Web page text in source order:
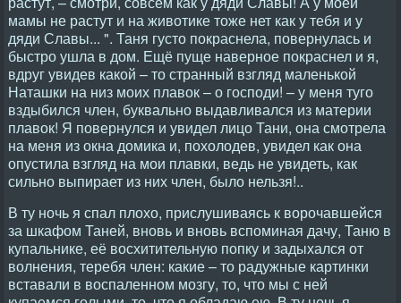
мамы не растут и на животике тоже нет как у тебя и у
дяди Славы... ". Таня густо покраснела, повернулась и
быстро ушла в дом. Ещё пуще наверное покраснел и я,
вдруг увидев какой – то странный взгляд маленькой
Наташки на низ моих плавок – о господи! – у меня туго
вздыбился член, буквально выдавливался из материи
плавок! Я повернулся и увидел лицо Тани, она смотрела
на меня из окна домика и, похолодев, увидел как она
опустила взгляд на мои плавки, ведь не увидеть, как
сильно выпирает из них член, было нельзя!..
В ту ночь я спал плохо, прислушиваясь к ворочавшейся
за шкафом Таней, вновь и вновь вспоминая дачу, Таню в
купальнике, её восхитительную попку и задыхался от
волнения, теребя член: какие – то радужные картинки
вставали в воспаленном мозгу, то, что мы с ней